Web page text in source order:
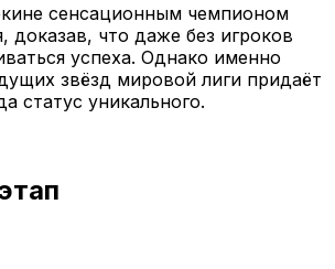
сенсационным чемпионом
доказав, что даже без игроков
успеха. Однако именно
звёзд мировой лиги придаёт
статус уникального.